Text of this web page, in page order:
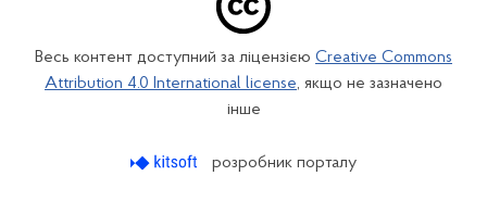
Весь контент доступний за ліцензією Creative Commons
Attribution 4.0 International license, якщо не зазначено
інше
розробник порталу